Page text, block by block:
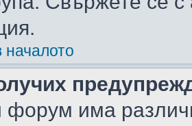
началото
форум има